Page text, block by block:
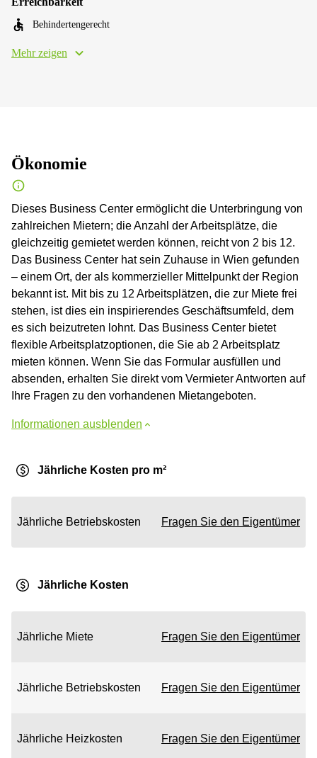
Behindertengerecht
Mehr zeigen
Ökonomie
Dieses Business Center ermöglicht die Unterbringung von
zahlreichen Mietern; die Anzahl der Arbeitsplätze, die
gleichzeitig gemietet werden können, reicht von 2 bis 12.
Das Business Center hat sein Zuhause in Wien gefunden
– einem Ort, der als kommerzieller Mittelpunkt der Region
bekannt ist. Mit bis zu 12 Arbeitsplätzen, die zur Miete frei
stehen, ist dies ein inspirierendes Geschäftsumfeld, dem
es sich beizutreten lohnt. Das Business Center bietet
flexible Arbeitsplatzoptionen, die Sie ab 2 Arbeitsplatz
mieten können. Wenn Sie das Formular ausfüllen und
absenden, erhalten Sie direkt vom Vermieter Antworten auf
Ihre Fragen zu den vorhandenen Mietangeboten.
Informationen ausblenden
Jährliche Kosten pro m²
Jährliche Betriebskosten Fragen Sie den Eigentümer
Jährliche Kosten
Jährliche Miete Fragen Sie den Eigentümer
Jährliche Betriebskosten Fragen Sie den Eigentümer
Jährliche Heizkosten Fragen Sie den Eigentümer